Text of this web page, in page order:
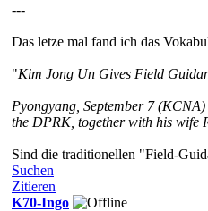
---
Das letze mal fand ich das
"Kim Jong Un Gives Field
Pyongyang, September 7
the DPRK, together with his wife
Sind die traditionellen "Field-
Suchen
Zitieren
K70-Ingo